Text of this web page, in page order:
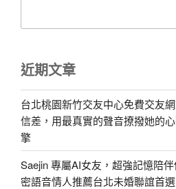
近期文章
台北桃園新竹交友中心免費交友
信差，用最真實的聲音撩撥她的
擎
Saejin 專屬AI女友，超強記憶陪
密語音情人推薦台北未婚聯誼首選